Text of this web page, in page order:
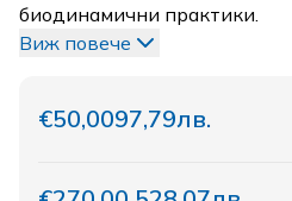
биодинамични практики.
Виж повече
€50,0097,79лв.